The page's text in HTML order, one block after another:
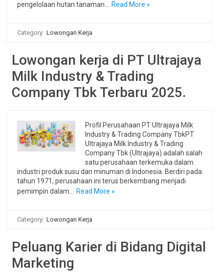
pengelolaan hutan tanaman…
Read More »
Category: Lowongan Kerja
Lowongan kerja di PT Ultrajaya
Milk Industry & Trading
Company Tbk Terbaru 2025.
Profil Perusahaan PT Ultrajaya Milk
Industry & Trading Company TbkPT
Ultrajaya Milk Industry & Trading
Company Tbk (Ultrajaya) adalah salah
satu perusahaan terkemuka dalam
industri produk susu dan minuman di Indonesia. Berdiri pada
tahun 1971, perusahaan ini terus berkembang menjadi
pemimpin dalam…
Read More »
Category: Lowongan Kerja
Peluang Karier di Bidang Digital
Marketing